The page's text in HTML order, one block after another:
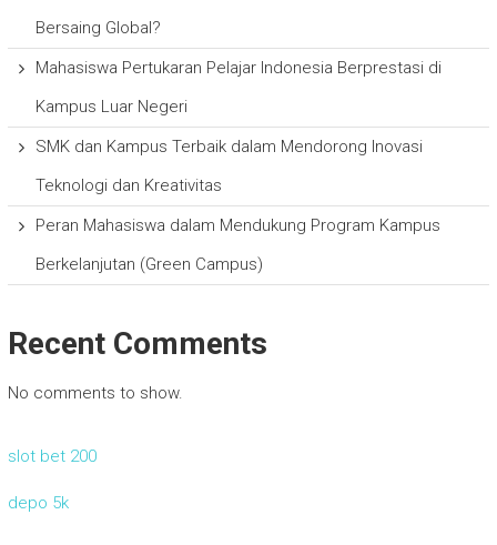
Bersaing Global?
Mahasiswa Pertukaran Pelajar Indonesia Berprestasi di
Kampus Luar Negeri
SMK dan Kampus Terbaik dalam Mendorong Inovasi
Teknologi dan Kreativitas
Peran Mahasiswa dalam Mendukung Program Kampus
Berkelanjutan (Green Campus)
Recent Comments
No comments to show.
slot bet 200
depo 5k